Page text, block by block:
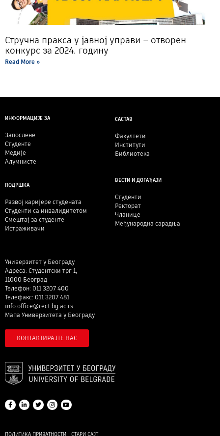
Стручна пракса у јавној управи – отворен
конкурс за 2024. годину
Read More »
ИНФОРМАЦИЈЕ ЗА
Запослене
Студенте
Медије
Алумнисте
САСТАВ
Факултети
Институти
Библиотека
ПОДРШКА
Развој каријере студената
Студенти са инвалидитетом
Смештај за студенте
Истраживачи
ВЕСТИ И ДОГАЂАЈИ
Студенти
Ректорат
Чланице
Међународна сарадња
Универзитет у Београду
Адреса: Студентски трг 1,
11000 Београд
Телефон: 011 3207 400
Телефакс: 011 3207 481
info.office@rect.bg.ac.rs
Мапа Универзитета у Београду
КОНТАКТИРАЈТЕ НАС
ПОЛИТИКА ПРИВАТНОСТИ СТАРИ САЈТ